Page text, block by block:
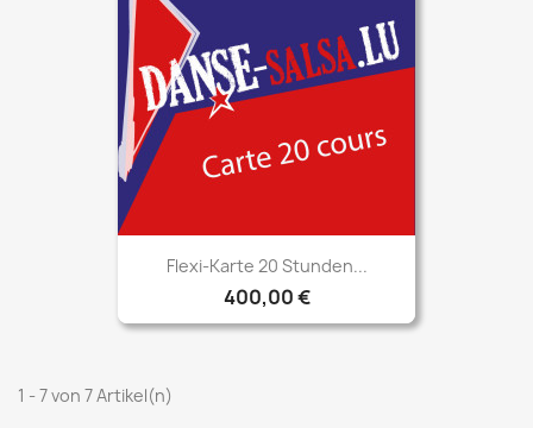
Flexi-Karte 20 Stunden...
400,00 €
1 - 7 von 7 Artikel(n)